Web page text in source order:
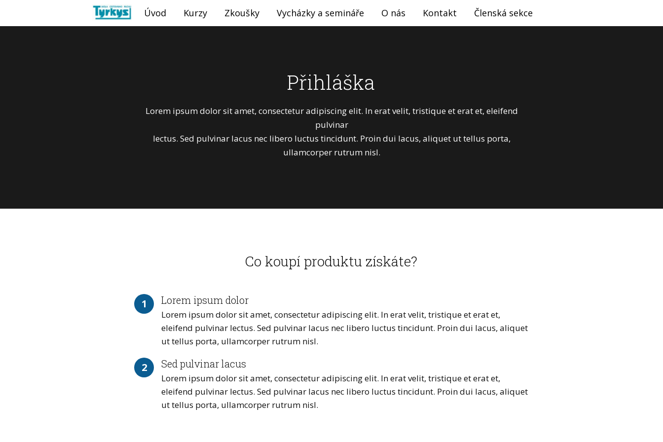
Úvod Kurzy Zkoušky Vycházky a semináře O nás Kontakt Členská sekce
Přihláška
Lorem ipsum dolor sit amet, consectetur adipiscing elit. In erat velit, tristique et erat et, eleifend
pulvinar
lectus. Sed pulvinar lacus nec libero luctus tincidunt. Proin dui lacus, aliquet ut tellus porta,
ullamcorper rutrum nisl.
Co koupí produktu získáte?
1 Lorem ipsum dolor
Lorem ipsum dolor sit amet, consectetur adipiscing elit. In erat velit, tristique et erat et,
eleifend pulvinar lectus. Sed pulvinar lacus nec libero luctus tincidunt. Proin dui lacus, aliquet
ut tellus porta, ullamcorper rutrum nisl.
2 Sed pulvinar lacus
Lorem ipsum dolor sit amet, consectetur adipiscing elit. In erat velit, tristique et erat et,
eleifend pulvinar lectus. Sed pulvinar lacus nec libero luctus tincidunt. Proin dui lacus, aliquet
ut tellus porta, ullamcorper rutrum nisl.